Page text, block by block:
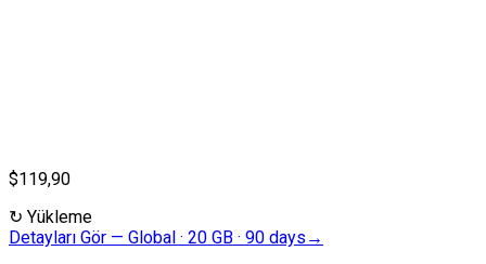
$119,90
↻ Yükleme
Detayları Gör — Global · 20 GB · 90 days →